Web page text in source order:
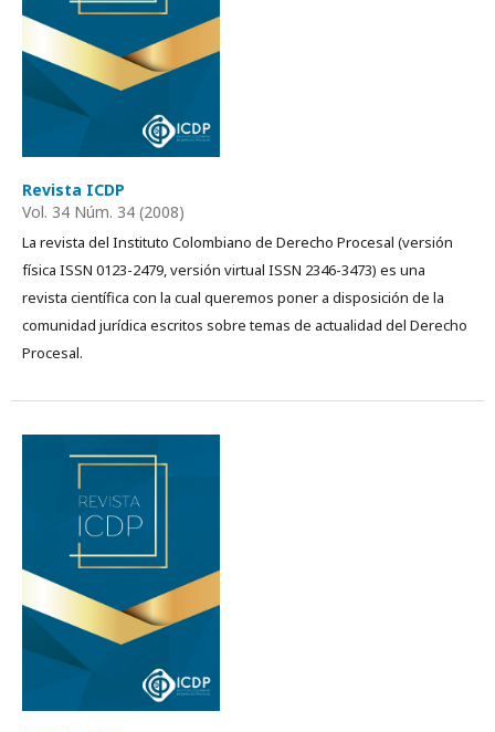
Revista ICDP
Vol. 34 Núm. 34 (2008)
La revista del Instituto Colombiano de Derecho Procesal (versión
física ISSN 0123-2479, versión virtual ISSN 2346-3473) es una
revista científica con la cual queremos poner a disposición de la
comunidad jurídica escritos sobre temas de actualidad del Derecho
Procesal.